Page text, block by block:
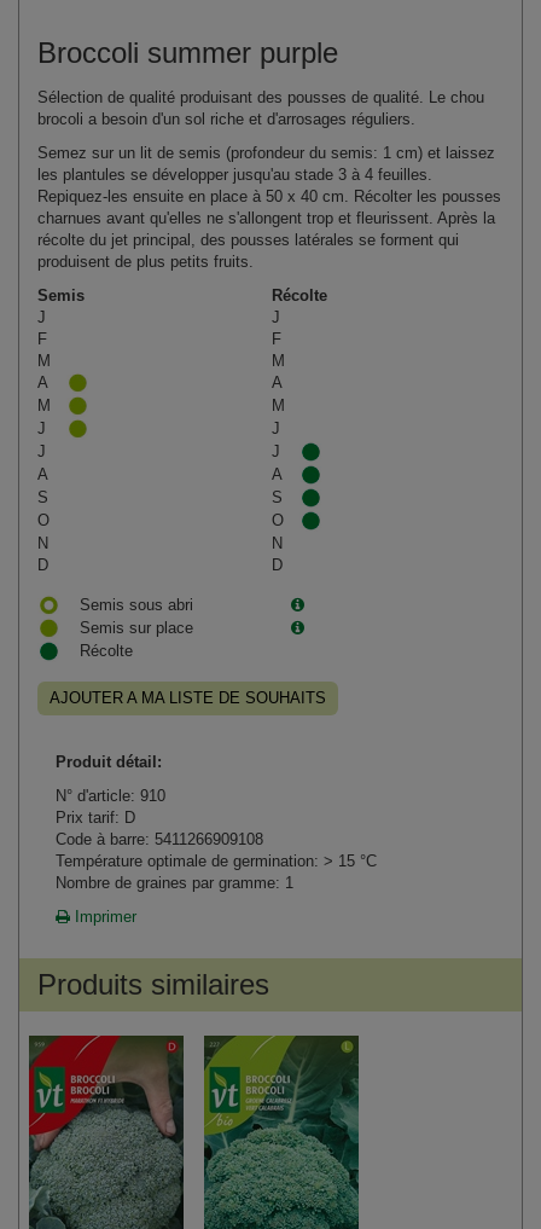
Broccoli summer purple
Sélection de qualité produisant des pousses de qualité. Le chou
brocoli a besoin d'un sol riche et d'arrosages réguliers.
Semez sur un lit de semis (profondeur du semis: 1 cm) et laissez
les plantules se développer jusqu'au stade 3 à 4 feuilles.
Repiquez-les ensuite en place à 50 x 40 cm. Récolter les pousses
charnues avant qu'elles ne s'allongent trop et fleurissent. Après la
récolte du jet principal, des pousses latérales se forment qui
produisent de plus petits fruits.
Semis
Récolte
J
J
F
F
M
M
A
A
M
M
J
J
J
J
A
A
S
S
O
O
N
N
D
D
Semis sous abri
Semis sur place
Récolte
AJOUTER A MA LISTE DE SOUHAITS
Produit détail:
N° d'article: 910
Prix tarif: D
Code à barre: 5411266909108
Température optimale de germination: > 15 °C
Nombre de graines par gramme: 1
Imprimer
Produits similaires